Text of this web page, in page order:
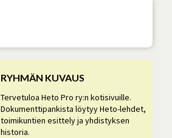
RYHMÄN KUVAUS
Tervetuloa Heto Pro ry:n kotisivuille.
Dokumenttipankista löytyy Heto-lehdet,
toimikuntien esittely ja yhdistyksen
historia.